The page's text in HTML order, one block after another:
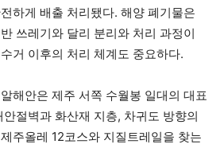
하게 배출 처리됐다. 해양 폐기물은
쓰레기와 달리 분리와 처리 과정이
거 이후의 처리 체계도 중요하다.
해안은 제주 서쪽 수월봉 일대의 대표
절벽과 화산재 지층, 차귀도 방향의
주올레 12코스와 지질트레일을 찾는